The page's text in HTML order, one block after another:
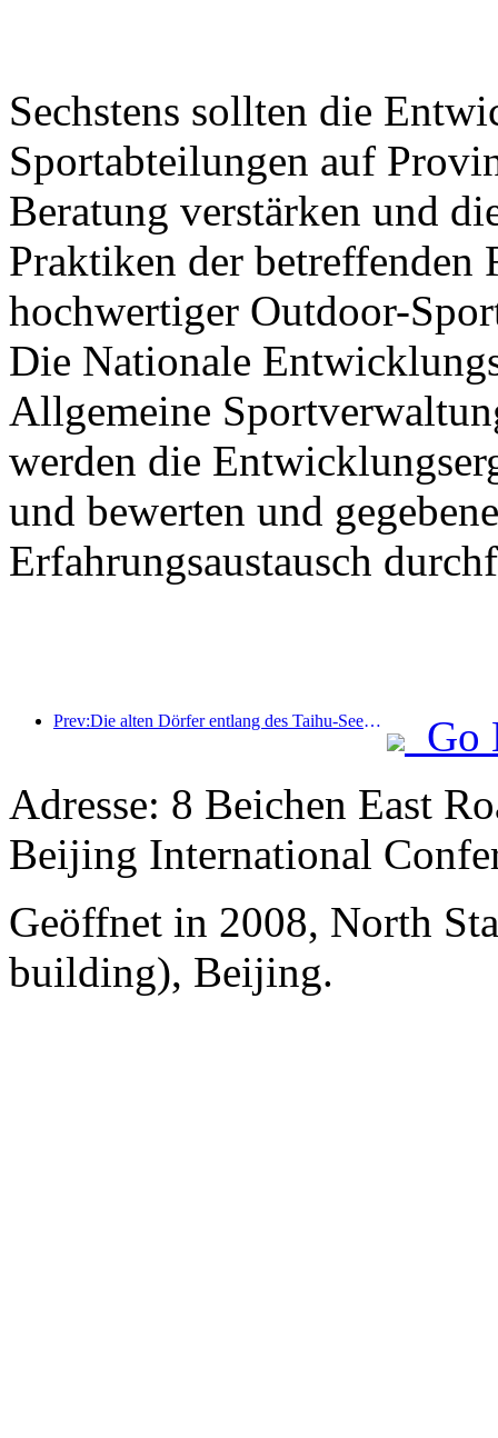
Sechstens sollten die
Sportabteilungen auf
Beratung verstärken und
Praktiken der
hochwertiger Outdoor-
Die Nationale
Allgemeine
werden die
und bewerten und
Erfahrungsaustausch
Prev:Die alten Dörfer entlang des Taihu-Sees in Huzhou in der Provinz Zhejiang haben mit der Renovierung und Modernisierung begonnen. Die Investition beträgt fast eine Milliarde Yuan.
Go
Adresse: 8 Beichen East
Beijing International
Geöffnet in 2008, North
building), Beijing.